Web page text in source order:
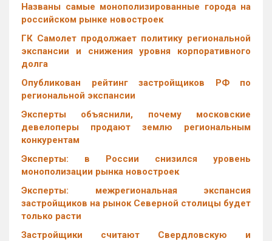
Названы самые монополизированные города на
российском рынке новостроек
ГК Самолет продолжает политику региональной
экспансии и снижения уровня корпоративного
долга
Опубликован рейтинг застройщиков РФ по
региональной экспансии
Эксперты объяснили, почему московские
девелоперы продают землю региональным
конкурентам
Эксперты: в России снизился уровень
монополизации рынка новостроек
Эксперты: межрегиональная экспансия
застройщиков на рынок Северной столицы будет
только расти
Застройщики считают Свердловскую и